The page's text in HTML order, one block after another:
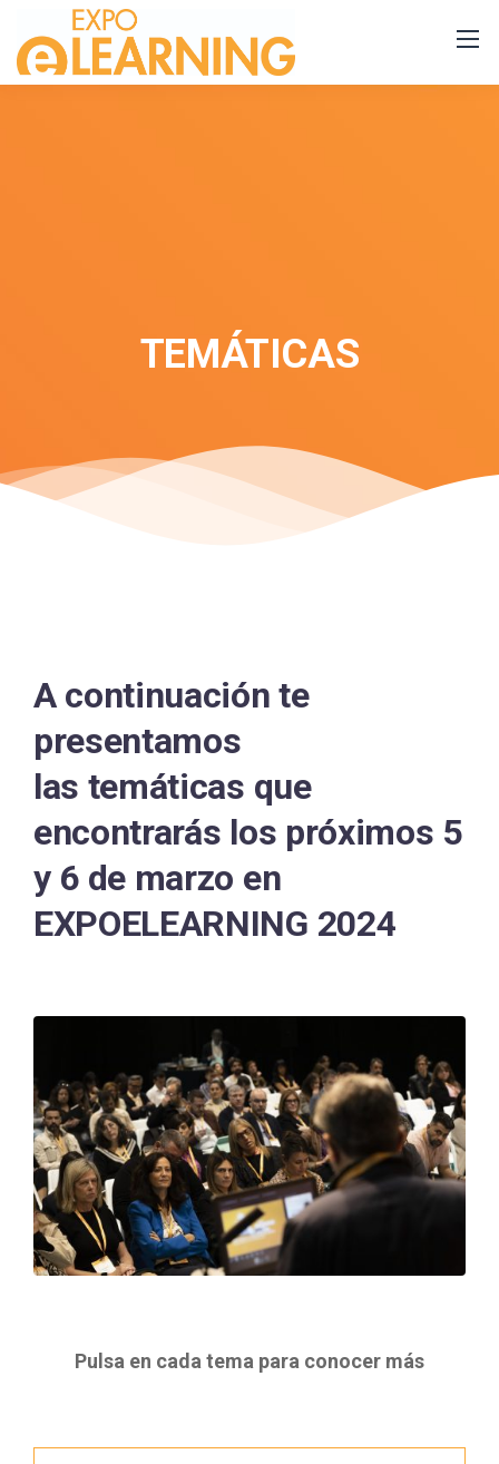
TEMÁTICAS
A continuación te
presentamos
las temáticas que
encontrarás los próximos 5
y 6 de marzo en
EXPOELEARNING 2024
Pulsa en cada tema para conocer más